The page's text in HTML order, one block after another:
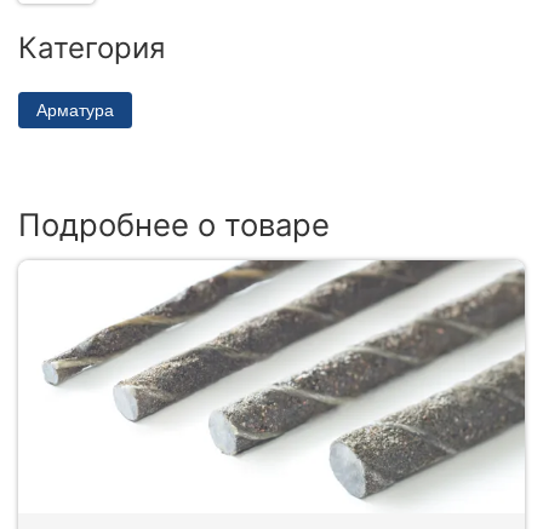
Категория
Арматура
Подробнее о товаре